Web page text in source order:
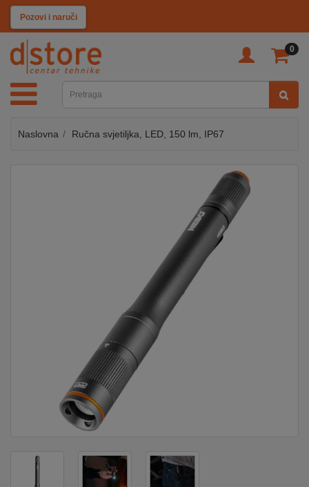
Pozovi i naruči
0
KATEGORIJE
TV
SAT
MOBILNI
KLIMATIZACIJA
Naslovna Ručna svjetiljka, LED, 150 lm, IP67